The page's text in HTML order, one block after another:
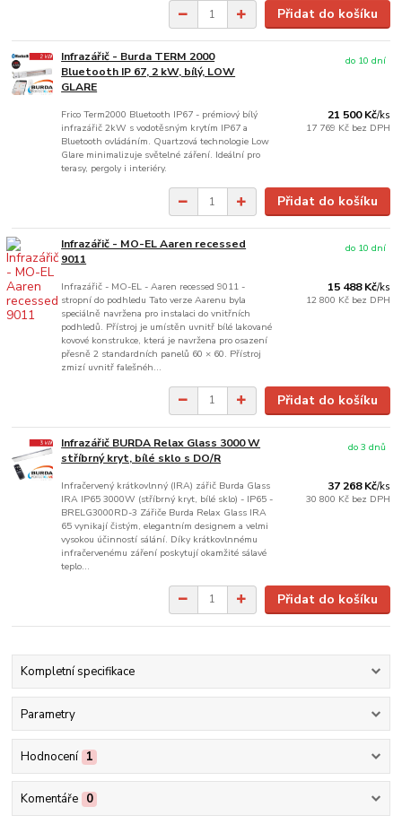
Přidat do košíku
Infrazářič - Burda TERM 2000
Bluetooth IP 67, 2 kW, bílý, LOW
GLARE
Frico Term2000 Bluetooth IP67 - prémiový bílý
infrazářič 2kW s vodotěsným krytím IP67 a
Bluetooth ovládáním. Quartzová technologie Low
Glare minimalizuje světelné záření. Ideální pro
terasy, pergoly i interiéry.
21 500 Kč/ks
17 769 Kč bez DPH
do 10 dní
Přidat do košíku
Infrazářič - MO-EL Aaren recessed
9011
Infrazářič - MO-EL - Aaren recessed 9011 -
stropní do podhledu Tato verze Aarenu byla
speciálně navržena pro instalaci do vnitřních
podhledů. Přístroj je umístěn uvnitř bílé lakované
kovové konstrukce, která je navržena pro osazení
přesně 2 standardních panelů 60 × 60. Přístroj
zmizí uvnitř falešnéh...
15 488 Kč/ks
12 800 Kč bez DPH
do 10 dní
Přidat do košíku
Infrazářič BURDA Relax Glass 3000 W
stříbrný kryt, bílé sklo s DO/R
Infračervený krátkovlnný (IRA) zářič Burda Glass
IRA IP65 3000W (stříbrný kryt, bílé sklo) - IP65 -
BRELG3000RD-3 Zářiče Burda Relax Glass IRA
65 vynikají čistým, elegantním designem a velmi
vysokou účinností sálání. Díky krátkovlnnému
infračervenému záření poskytují okamžité sálavé
teplo...
37 268 Kč/ks
30 800 Kč bez DPH
do 3 dnů
Přidat do košíku
Kompletní specifikace
Parametry
Hodnocení 1
Komentáře 0